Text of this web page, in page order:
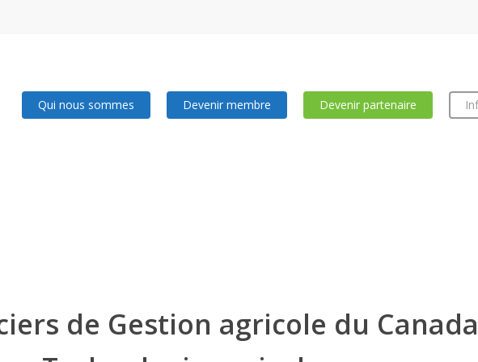
Qui nous sommes Devenir membre Devenir partenaire
de Gestion agricole du